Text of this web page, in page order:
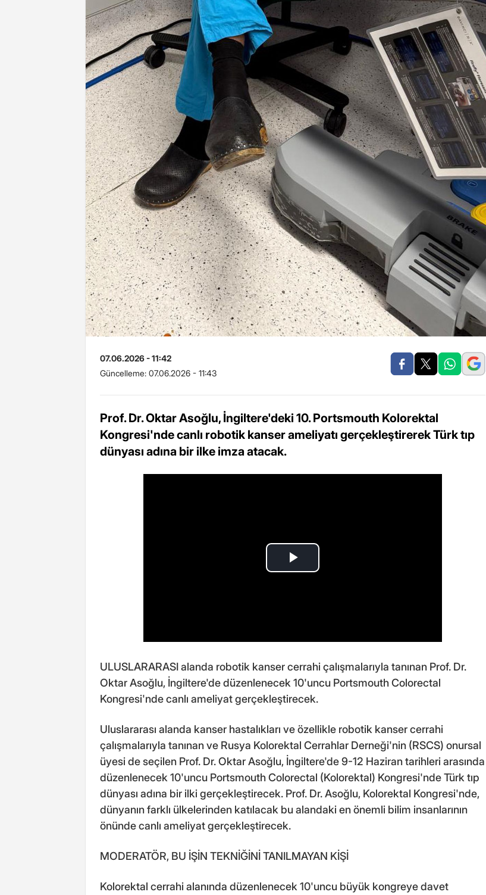
07.06.2026 - 11:42
Güncelleme: 07.06.2026 - 11:43
Prof. Dr. Oktar Asoğlu, İngiltere'deki 10. Portsmouth Kolorektal
Kongresi'nde canlı robotik kanser ameliyatı gerçekleştirerek Türk tıp
dünyası adına bir ilke imza atacak.
ULUSLARARASI alanda robotik kanser cerrahi çalışmalarıyla tanınan Prof. Dr.
Oktar Asoğlu, İngiltere'de düzenlenecek 10'uncu Portsmouth Colorectal
Kongresi'nde canlı ameliyat gerçekleştirecek.
Uluslararası alanda kanser hastalıkları ve özellikle robotik kanser cerrahi
çalışmalarıyla tanınan ve Rusya Kolorektal Cerrahlar Derneği'nin (RSCS) onursal
üyesi de seçilen Prof. Dr. Oktar Asoğlu, İngiltere'de 9-12 Haziran tarihleri arasında
düzenlenecek 10'uncu Portsmouth Colorectal (Kolorektal) Kongresi'nde Türk tıp
dünyası adına bir ilki gerçekleştirecek. Prof. Dr. Asoğlu, Kolorektal Kongresi'nde,
dünyanın farklı ülkelerinden katılacak bu alandaki en önemli bilim insanlarının
önünde canlı ameliyat gerçekleştirecek.
MODERATÖR, BU İŞİN TEKNİĞİNİ TANILMAYAN KİŞİ
Kolorektal cerrahi alanında düzenlenecek 10'uncu büyük kongreye davet